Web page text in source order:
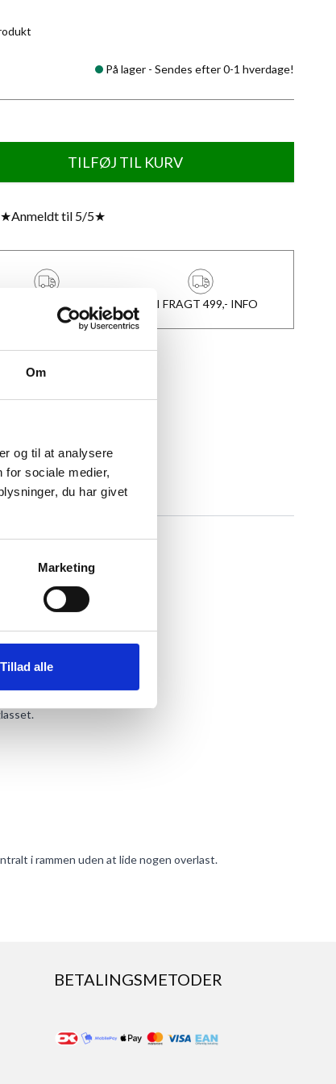
Om
og til at analysere
for sociale medier,
du har givet
Marketing
Tillad alle
På lager - Sendes efter 0-1 hverdage!
TILFØJ TIL KURV
★Anmeldt til 5/5★
3 DAGES LEVERING FRI FRAGT 499,- INFO
i rammen uden at lide nogen overlast.
BETALINGSMETODER